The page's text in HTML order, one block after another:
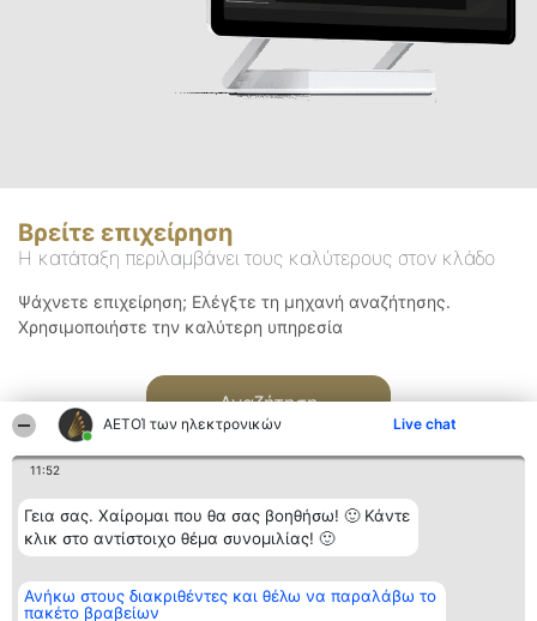
ΑΕΤΟΊ των ηλεκτρονικών Live chat
11:52
Γεια σας. Χαίρομαι που θα σας βοηθήσω! 🙂 Κάντε
κλικ στο αντίστοιχο θέμα συνομιλίας! 🙂
Ανήκω στους διακριθέντες και θέλω να παραλάβω το
πακέτο βραβείων
Βρείτε επιχείρηση
Η κατάταξη περιλαμβάνει τους καλύτερους στον κλάδο
Ψάχνετε επιχείρηση; Ελέγξτε τη μηχανή αναζήτησης.
Χρησιμοποιήστε την καλύτερη υπηρεσία
Αναζήτηση
Διοργανωτής της
κατάταξης
BEAUTIFUL COMPANY
Κατάταξη
Διακριθέντες
Επικοινωνία
Επικοινωνία